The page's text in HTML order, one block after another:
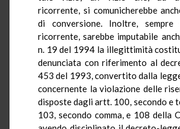
ricorrente, si comunicherebbe
di conversione. Inoltre, sempre
ricorrente, sarebbe imputabile
n. 19 del 1994 la illegittimità
denunciata con riferimento al
453 del 1993, convertito dalla
concernente la violazione delle
disposte dagli artt. 100, secondo e
103, secondo comma, e 108 della